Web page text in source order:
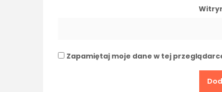
Zapamiętaj moje dane w tej